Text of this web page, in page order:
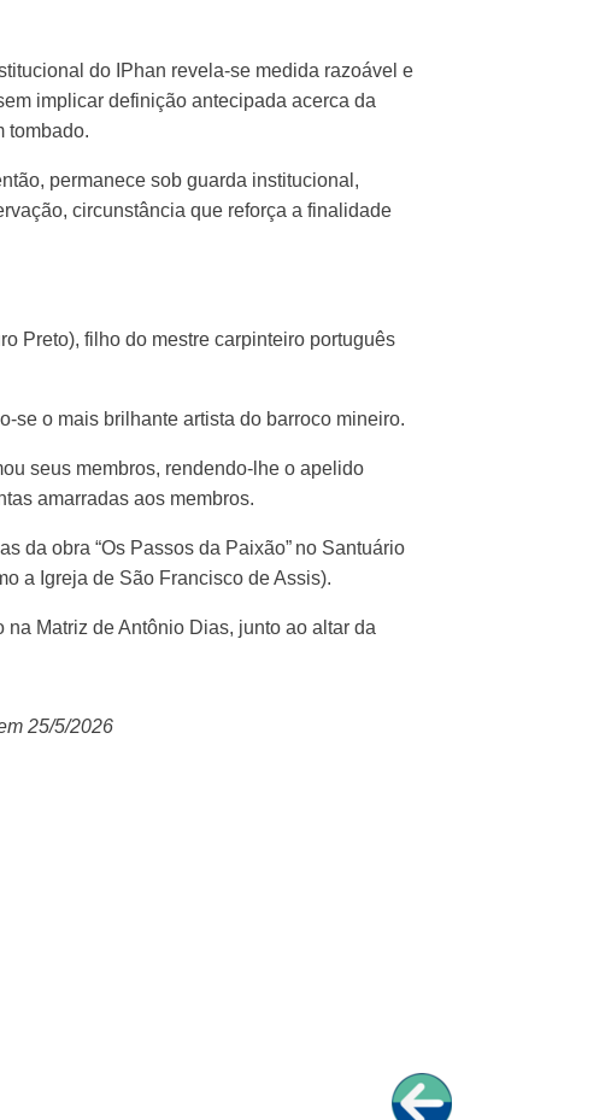
do IPhan revela-se medida razoável e
implicar definição antecipada acerca da
tombado.
permanece sob guarda institucional,
circunstância que reforça a finalidade
Preto), filho do mestre carpinteiro português
se o mais brilhante artista do barroco mineiro.
seus membros, rendendo-lhe o apelido
amarradas aos membros.
da obra “Os Passos da Paixão” no Santuário
a Igreja de São Francisco de Assis).
Matriz de Antônio Dias, junto ao altar da
25/5/2026